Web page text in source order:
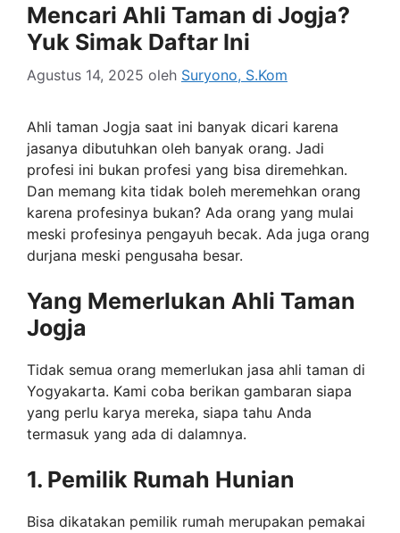
Mencari Ahli Taman di Jogja?
Yuk Simak Daftar Ini
Agustus 14, 2025 oleh Suryono, S.Kom
Ahli taman Jogja saat ini banyak dicari karena
jasanya dibutuhkan oleh banyak orang. Jadi
profesi ini bukan profesi yang bisa diremehkan.
Dan memang kita tidak boleh meremehkan orang
karena profesinya bukan? Ada orang yang mulai
meski profesinya pengayuh becak. Ada juga orang
durjana meski pengusaha besar.
Yang Memerlukan Ahli Taman
Jogja
Tidak semua orang memerlukan jasa ahli taman di
Yogyakarta. Kami coba berikan gambaran siapa
yang perlu karya mereka, siapa tahu Anda
termasuk yang ada di dalamnya.
1. Pemilik Rumah Hunian
Bisa dikatakan pemilik rumah merupakan pemakai